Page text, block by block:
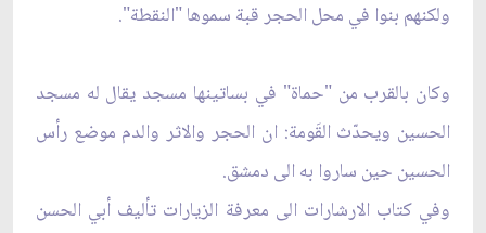
ولكنهم بنوا في محل الحجر قبة سموها "النقطة".
وكان بالقرب من "حماة" في بساتينها مسجد يقال له مسجد
الحسين ويحدّث القَومة: ان الحجر والاثر والدم موضع رأس
الحسين حين ساروا به الى دمشق.
وفي كتاب الارشارات الى معرفة الزيارات تأليف أبي الحسن